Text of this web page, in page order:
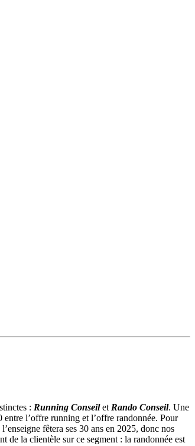
: Running Conseilet Rando Conseil. Une
l’offre running et l’offre randonnée. Pour
fêtera ses 30 ans en 2025, donc nos
de la clientèle sur ce segment : la randonnée est